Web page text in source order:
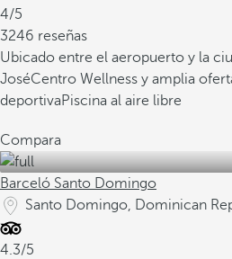
4/5
3246 reseñas
Ubicado entre el aeropuerto y la
JoséCentro Wellness y amplia
deportivaPiscina al aire libre
Compara
Barceló Santo Domingo
Santo Domingo, Dominican
4.3/5